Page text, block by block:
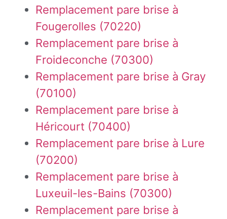
Remplacement pare brise à
Fougerolles (70220)
Remplacement pare brise à
Froideconche (70300)
Remplacement pare brise à Gray
(70100)
Remplacement pare brise à
Héricourt (70400)
Remplacement pare brise à Lure
(70200)
Remplacement pare brise à
Luxeuil-les-Bains (70300)
Remplacement pare brise à